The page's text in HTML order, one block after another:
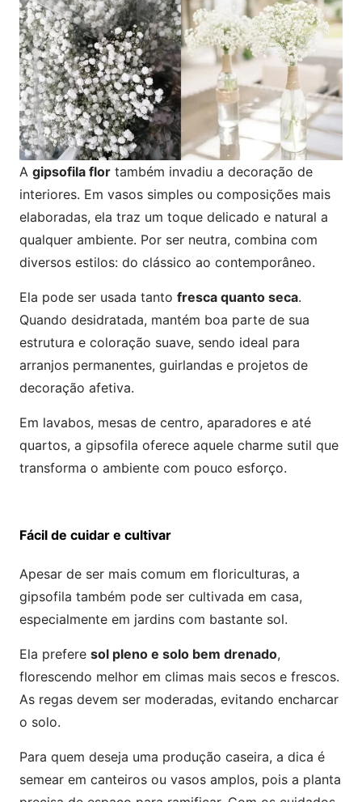
A gipsofila flor também invadiu a decoração de
interiores. Em vasos simples ou composições mais
elaboradas, ela traz um toque delicado e natural a
qualquer ambiente. Por ser neutra, combina com
diversos estilos: do clássico ao contemporâneo.
Ela pode ser usada tanto fresca quanto seca.
Quando desidratada, mantém boa parte de sua
estrutura e coloração suave, sendo ideal para
arranjos permanentes, guirlandas e projetos de
decoração afetiva.
Em lavabos, mesas de centro, aparadores e até
quartos, a gipsofila oferece aquele charme sutil que
transforma o ambiente com pouco esforço.
Fácil de cuidar e cultivar
Apesar de ser mais comum em floriculturas, a
gipsofila também pode ser cultivada em casa,
especialmente em jardins com bastante sol.
Ela prefere sol pleno e solo bem drenado,
florescendo melhor em climas mais secos e frescos.
As regas devem ser moderadas, evitando encharcar
o solo.
Para quem deseja uma produção caseira, a dica é
semear em canteiros ou vasos amplos, pois a planta